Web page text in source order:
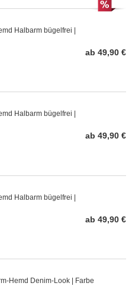
Halbarm bügelfrei |
ab 49,90 €
Halbarm bügelfrei |
ab 49,90 €
Halbarm bügelfrei |
ab 49,90 €
Hemd Denim-Look | Farbe